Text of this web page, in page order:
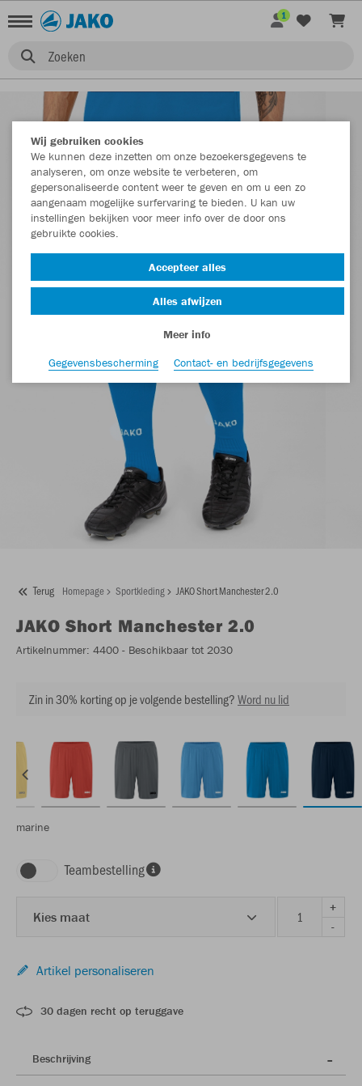
Zoeken
1
Terug Homepage Sportkleding JAKO Short Manchester 2.0
JAKO Short Manchester 2.0
Artikelnummer: 4400 - Beschikbaar tot 2030
Zin in 30% korting op je volgende bestelling?Word nu lid
marine
Teambestelling
Kies maat
+
-
Artikel personaliseren
30 dagen recht op teruggave
Beschrijving
Wij gebruiken cookies
We kunnen deze inzetten om onze bezoekersgegevens te
analyseren, om onze website te verbeteren, om
gepersonaliseerde content weer te geven en om u een zo
aangenaam mogelijke surfervaring te bieden. U kan uw
instellingen bekijken voor meer info over de door ons
gebruikte cookies.
Accepteer alles
Alles afwijzen
Meer info
Gegevensbescherming
Contact- en bedrijfsgegevens